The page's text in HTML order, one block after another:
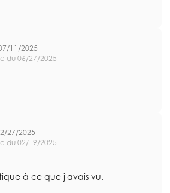
11/2025
du 06/27/2025
27/2025
du 02/19/2025
à ce que j'avais vu.